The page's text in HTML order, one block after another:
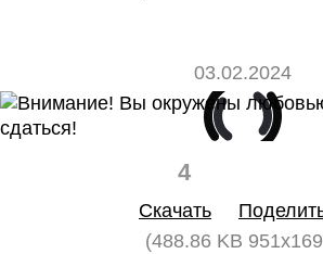
03.02.2024
4
Скачать
(488.86 KB